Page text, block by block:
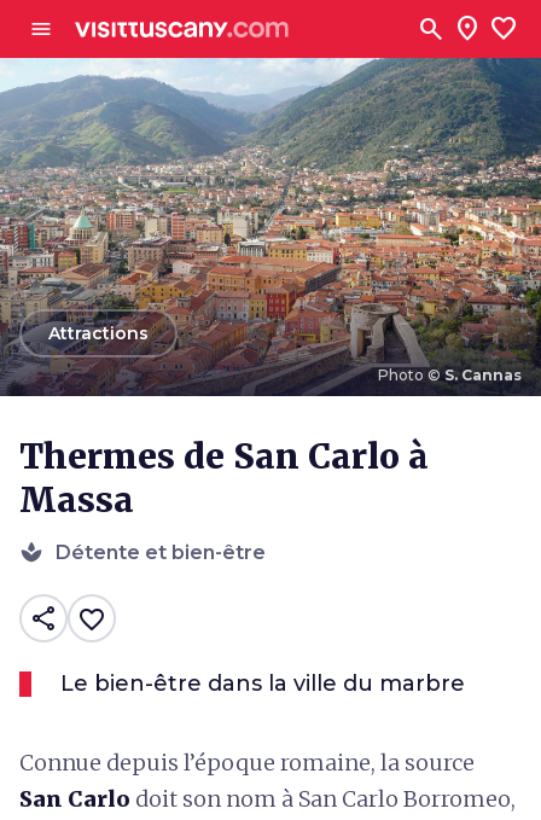
menu search location_on favorite
Photo ©S. Cannas
arrow_backAttractions
Thermes de San Carlo à
Massa
spa Détente et bien-être
share favorite_border
Le bien-être dans la ville du marbre
Connue depuis l’époque romaine, la source
San Carlo doit son nom à San Carlo Borromeo,